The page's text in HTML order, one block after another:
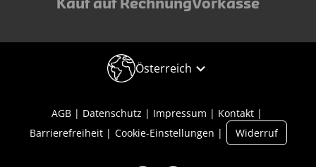
Kauf auf RechnungVorkasse
Österreich
AGB Datenschutz Impressum
Kontakt
Barrierefreiheit
Cookie-Einstellungen Widerruf